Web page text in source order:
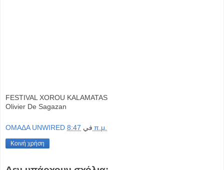
FESTIVAL XOROU KALAMATAS
Olivier De Sagazan
OMAΔΑ UNWIRED في 8:47 π.μ.
Κοινή χρήση